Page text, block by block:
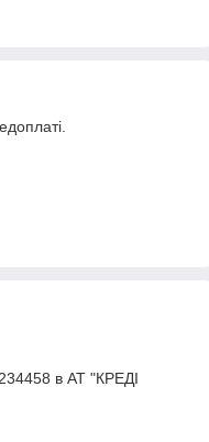
в АТ "КРЕДІ